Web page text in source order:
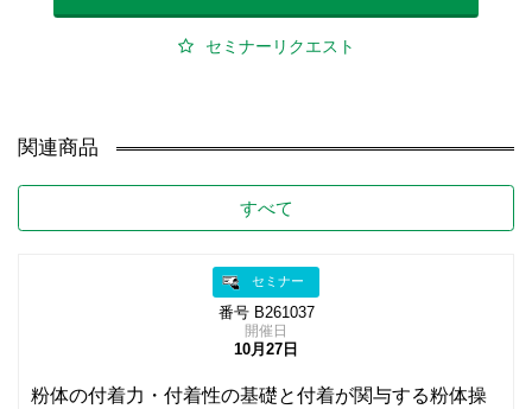
セミナーリクエスト
関連商品
すべて
セミナー
番号 B261037
開催日
10月27日
粉体の付着力・付着性の基礎と付着が関与する粉体操